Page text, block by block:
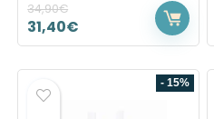
34,90€
31,40€
- 15%